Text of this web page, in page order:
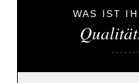
WAS IST